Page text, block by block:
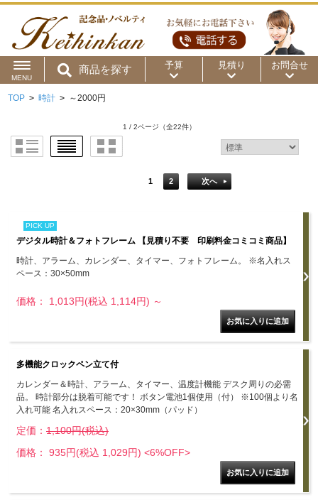
MENU
商品を探す 予算
用途から
商品カテゴリ
～300円 ～500円 ～1,000円
～2,000円 ～5,000円
～50,000円 50,001円～
見積り お問合せ
TOP > 時計 > ～2000円
1 / 2ページ （全22件）
1 2 次へ
PICK UP
デジタル時計＆フォトフレーム 【見積り不要 印刷料金コミコミ商品】
時計、アラーム、カレンダー、タイマー、フォトフレーム。 ※名入れス
ペース：30×50mm
価格： 1,013円(税込 1,114円) ～
多機能クロックペン立て付
カレンダー＆時計、アラーム、タイマー、温度計機能 デスク周りの必需
品。 時計部分は脱着可能です！ ボタン電池1個使用（付） ※100個より名
入れ可能 名入れスペース：20×30mm（パッド）
定価： 1,100円(税込)
価格： 935円(税込 1,029円) <6%OFF>